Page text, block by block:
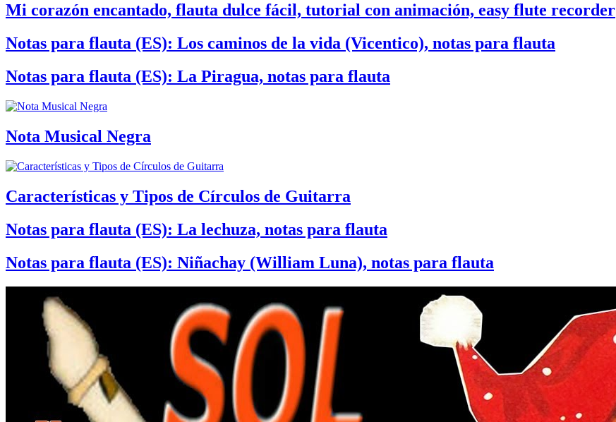
Mi corazón encantado, flauta dulce fácil, tutorial con animación, easy flute recorder
Notas para flauta (ES): Los caminos de la vida (Vicentico), notas para flauta
Notas para flauta (ES): La Piragua, notas para flauta
Nota Musical Negra
Características y Tipos de Círculos de Guitarra
Notas para flauta (ES): La lechuza, notas para flauta
Notas para flauta (ES): Niñachay (William Luna), notas para flauta